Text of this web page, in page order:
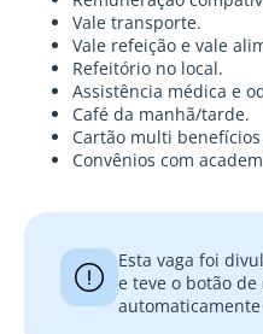
Vale transporte.
Vale refeição e vale
Refeitório no local.
Assistência médica e
Café da manhã/tarde.
Cartão multi benefícios
Convênios com
Esta vaga foi
e teve o botão